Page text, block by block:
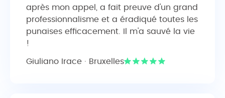
après mon appel, a fait preuve d'un grand
professionnalisme et a éradiqué toutes les
punaises efficacement. Il m'a sauvé la vie
!
Giuliano Irace · Bruxelles